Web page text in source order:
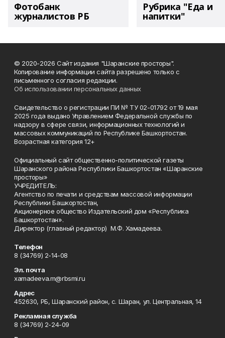
Фотобанк
журналистов РБ
Рубрика "Еда и
напитки"
© 2020-2026 Сайт издания "Шаранские просторы".
Копирование информации сайта разрешено только с
письменного согласия редакции.
Об использовании персональных данных
Свидетельство о регистрации ПИ № ТУ 02-01792 от 19 мая
2025 года выдано Управлением Федеральной службы по
надзору в сфере связи, информационных технологий и
массовых коммуникаций по Республике Башкортостан.
Возрастная категория 12+
Официальный сайт общественно-политической газеты
Шаранского района Республики Башкортостан «Шаранские
просторы»
УЧРЕДИТЕЛЬ:
Агентство по печати и средствам массовой информации
Республики Башкортостан,
Акционерное общество Издательский дом «Республика
Башкортостан».
Директор (главный редактор) М.Ф. Хамадеева.
Телефон
8 (34769) 2-14-08
Эл. почта
xamadeeva.m@rbsmi.ru
Адрес
452630, РБ, Шаранский район, с. Шаран, ул. Центральная, 14
Рекламная служба
8 (34769) 2-24-09